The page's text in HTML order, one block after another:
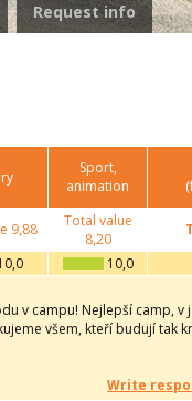
Request info
Sport,
animation
9,88
Total value
8,20
10,0
v campu! Nejlepší camp, v
všem, kteří budují tak
Write